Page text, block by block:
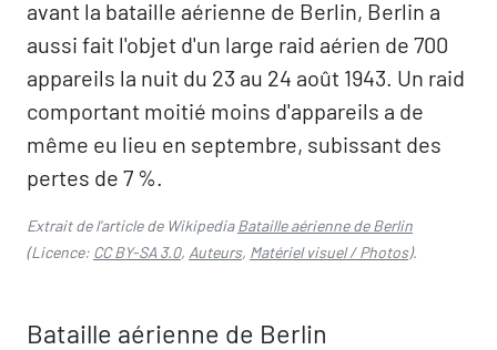
avant la bataille aérienne de Berlin, Berlin a
aussi fait l'objet d'un large raid aérien de 700
appareils la nuit du 23 au 24 août 1943. Un raid
comportant moitié moins d'appareils a de
même eu lieu en septembre, subissant des
pertes de 7 %.
Extrait de l'article de WikipediaBataille aérienne de Berlin
(Licence: CC BY-SA 3.0, Auteurs, Matériel visuel / Photos).
Bataille aérienne de Berlin